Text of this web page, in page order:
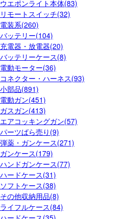
ウエポンライト本体(83)
リモートスイッチ(32)
電装系(260)
バッテリー(104)
充電器・放電器(20)
バッテリーケース(8)
電動モーター(36)
コネクター・ハーネス(93)
小部品(891)
電動ガン(451)
ガスガン(413)
エアコッキングガン(57)
パーツばら売り(9)
弾薬・ガンケース(271)
ガンケース(179)
ハンドガンケース(77)
ハードケース(31)
ソフトケース(38)
その他収納用品(8)
ライフルケース(84)